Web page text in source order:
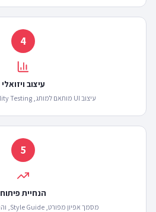
4
עיצוב ויזואלי
עיצוב UI מותאם למותג, Usability Testing, ואיטרציות.
5
הנחיית פיתוח
מסמך אפיון מפורט, Style Guide, והנחייה לצוות הפיתוח.